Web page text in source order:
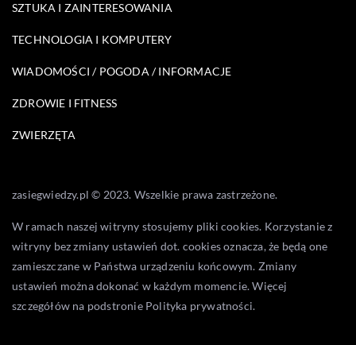
SZTUKA I ZAINTERESOWANIA
TECHNOLOGIA I KOMPUTERY
WIADOMOŚCI / POGODA / INFORMACJE
ZDROWIE I FITNESS
ZWIERZĘTA
zasiegwiedzy.pl © 2023. Wszelkie prawa zastrzeżone.
W ramach naszej witryny stosujemy pliki cookies. Korzystanie z
witryny bez zmiany ustawień dot. cookies oznacza, że będą one
zamieszczane w Państwa urządzeniu końcowym. Zmiany
ustawień można dokonać w każdym momencie. Więcej
szczegółów na podstronie Polityka prywatności.